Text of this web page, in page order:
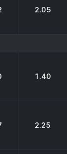
2.05
1.40
2.25